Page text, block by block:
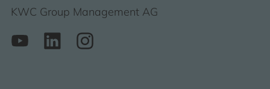
KWC Group Management AG